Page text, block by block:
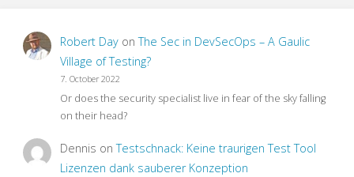
of
QA
We
pagination
Robert DayonThe Sec in DevSecOps – A Gaulic
Village of Testing?
7. October 2022
Or does the security specialist live in fear of the sky falling
on their head?
Dennis onTestschnack: Keine traurigen Test Tool
Lizenzen dank sauberer Konzeption